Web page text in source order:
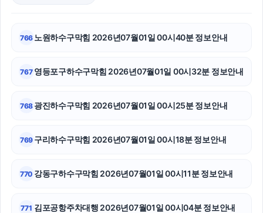
도봉구하수구막힘
강동구하수구막힘
유방암요양병원
울산이혼전문변호사
766 노원하수구막힘 2026년07월01일 00시40분 정보안내
767 영등포구하수구막힘 2026년07월01일 00시32분 정보안내
768 광진하수구막힘 2026년07월01일 00시25분 정보안내
769 구리하수구막힘 2026년07월01일 00시18분 정보안내
770 강동구하수구막힘 2026년07월01일 00시11분 정보안내
771 김포공항주차대행 2026년07월01일 00시04분 정보안내